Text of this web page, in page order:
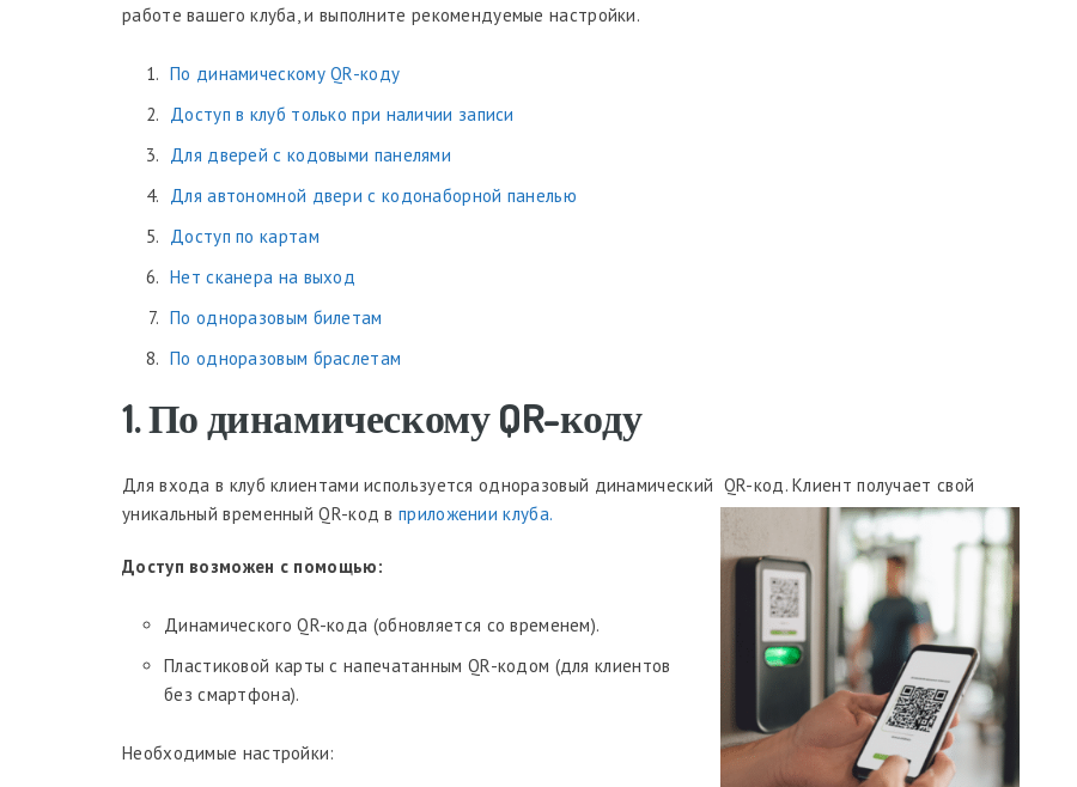
работе вашего клуба, и выполните рекомендуемые настройки.
По динамическому QR-коду
Доступ в клуб только при наличии записи
Для дверей с кодовыми панелями
Для автономной двери с кодонаборной панелью
Доступ по картам
Нет сканера на выход
По одноразовым билетам
По одноразовым браслетам
1. По динамическому QR-коду
Для входа в клуб клиентами используется одноразовый динамический QR-код. Клиент получает свой
уникальный временный QR-код вприложении клуба.
Доступ возможен с помощью:
Динамического QR-кода (обновляется со временем).
Пластиковой карты с напечатанным QR-кодом (для клиентов
без смартфона).
Необходимые настройки: